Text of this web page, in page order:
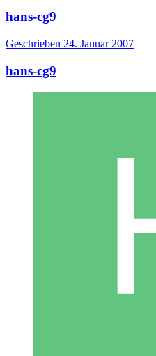
hans-cg9
Geschrieben 24. Januar 2007
hans-cg9